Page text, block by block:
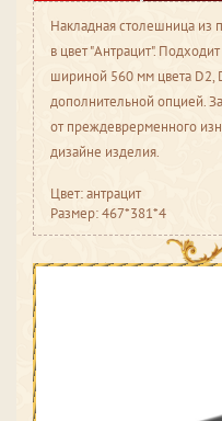
Накладная столешница из
в цвет "Антрацит".
шириной 560 мм цвета D2,
дополнительной опцией.
от преждеврерменного
дизайне изделия.
Цвет: антрацит
Размер: 467*381*4